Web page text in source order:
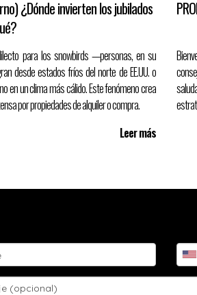
tipo madera
cuarzo o granito
texturizados
en la reventa.
dueño de una propiedad en Florida? Considera
¿Dónde invierten los jubilados
para los snowbirds —personas, en su
desde estados fríos del norte de EE.UU. o
en un clima más cálido. Este fenómeno crea
por propiedades de alquiler o compra.
Leer más